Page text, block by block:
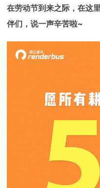
在劳动节到来之际，在这
伴们，说一声辛苦啦~